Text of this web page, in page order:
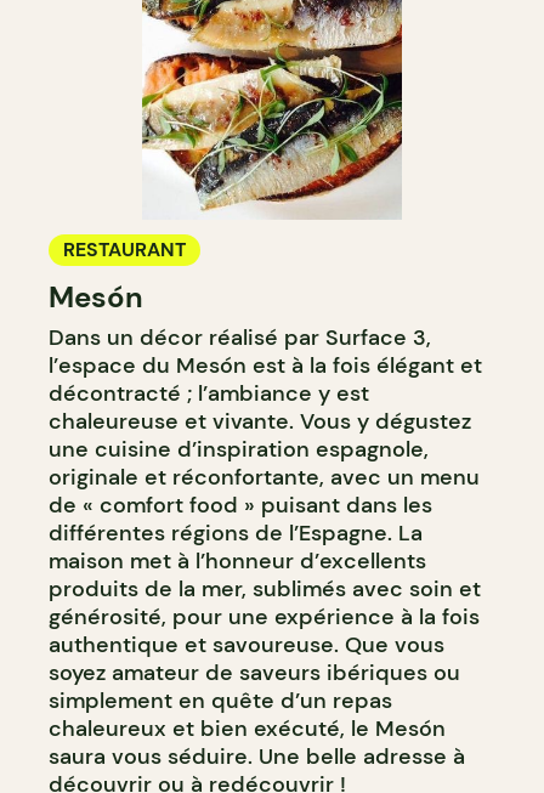
RESTAURANT
Mesón
Dans un décor réalisé par Surface 3,
l’espace du Mesón est à la fois élégant et
décontracté ; l’ambiance y est
chaleureuse et vivante. Vous y dégustez
une cuisine d’inspiration espagnole,
originale et réconfortante, avec un menu
de « comfort food » puisant dans les
différentes régions de l’Espagne. La
maison met à l’honneur d’excellents
produits de la mer, sublimés avec soin et
générosité, pour une expérience à la fois
authentique et savoureuse. Que vous
soyez amateur de saveurs ibériques ou
simplement en quête d’un repas
chaleureux et bien exécuté, le Mesón
saura vous séduire. Une belle adresse à
découvrir ou à redécouvrir !​​​​​​​​​​​​​​​​